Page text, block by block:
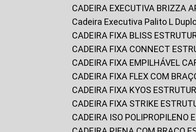
CADEIRA EXECUTIVA BRIZZA
Cadeira Executiva Palito L
CADEIRA FIXA BLISS
CADEIRA FIXA CONNECT
CADEIRA FIXA EMPILHÁVEL
CADEIRA FIXA FLEX COM
CADEIRA FIXA KYOS
CADEIRA FIXA STRIKE
CADEIRA ISO